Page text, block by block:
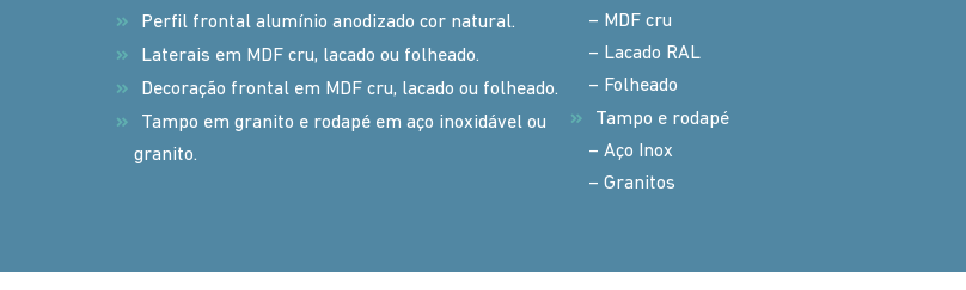
Perfil frontal alumínio anodizado cor natural.
Laterais em MDF cru, lacado ou folheado.
Decoração frontal em MDF cru, lacado ou folheado.
Tampo em granito e rodapé em aço inoxidável ou
granito.
– MDF cru
– Lacado RAL
– Folheado
Tampo e rodapé
– Aço Inox
– Granitos